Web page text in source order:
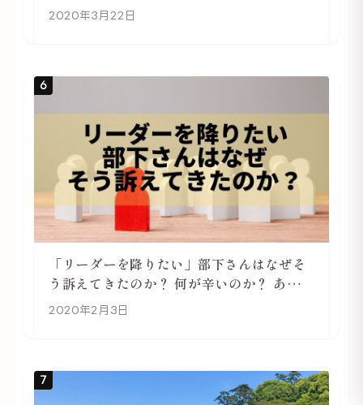
2020年3月22日
6
「リーダーを降りたい」部下さんはなぜそ
う訴えてきたのか？ 何が辛いのか？ あらた
めて考えてみる
2020年2月3日
7